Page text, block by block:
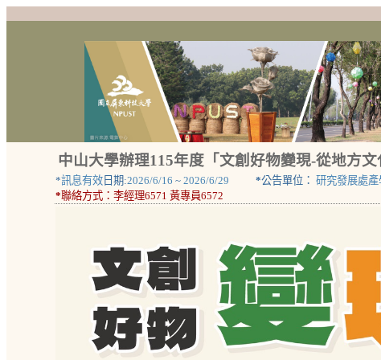
中山大學辦理115年度「文創好物變現-從地方
*訊息有效日期:2026/6/16 ~ 2026/6/29 *公告單位： 研究發展處
*聯絡方式： 李經理6571 黃專員6572